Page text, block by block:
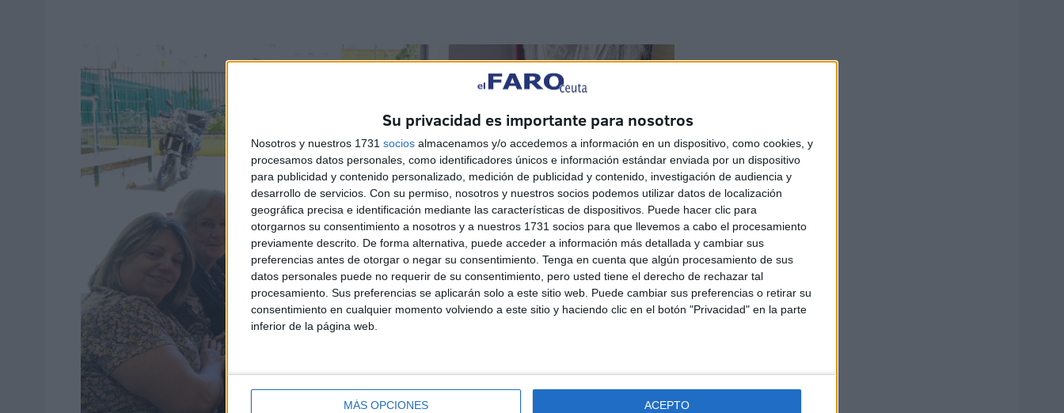
Su privacidad es importante para nosotros
Nosotros y nuestros 1731 socios almacenamos y/o accedemos a información en un dispositivo, como cookies, y
procesamos datos personales, como identificadores únicos e información estándar enviada por un dispositivo
para publicidad y contenido personalizado, medición de publicidad y contenido, investigación de audiencia y
desarrollo de servicios. Con su permiso, nosotros y nuestros socios podemos utilizar datos de localización
geográfica precisa e identificación mediante las características de dispositivos. Puede hacer clic para
otorgarnos su consentimiento a nosotros y a nuestros 1731 socios para que llevemos a cabo el procesamiento
previamente descrito. De forma alternativa, puede acceder a información más detallada y cambiar sus
preferencias antes de otorgar o negar su consentimiento. Tenga en cuenta que algún procesamiento de sus
datos personales puede no requerir de su consentimiento, pero usted tiene el derecho de rechazar tal
procesamiento. Sus preferencias se aplicarán solo a este sitio web. Puede cambiar sus preferencias o retirar su
consentimiento en cualquier momento volviendo a este sitio y haciendo clic en el botón "Privacidad" en la parte
inferior de la página web.
MÁS OPCIONES ACEPTO